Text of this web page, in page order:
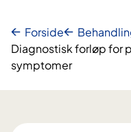
Forside
Diagnostisk forløp for
symptomer